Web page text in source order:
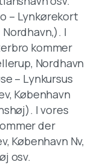
– Lynkørekort
I
kommer
Nordhavn
– Lynkursus
København
I vores
der
København Nv,
osv.